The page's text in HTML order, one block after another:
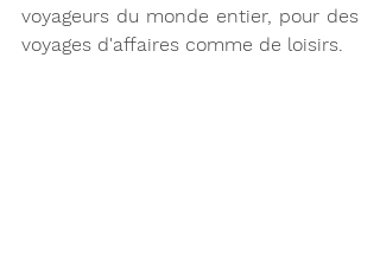
voyageurs du monde entier, pour des
voyages d'affaires comme de loisirs.